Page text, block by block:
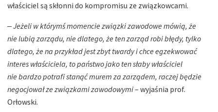
właściciel są skłonni do kompromisu ze związkowcami.
‒Jeżeli w którymś momencie związki zawodowe mówią, że
nie lubią zarządu, nie dlatego, że ten zarząd robi błędy, tylko
dlatego, że na przykład jest zbyt twardy i chce egzekwować
interes właściciela, to państwo jako ten słaby właściciel
nie bardzo potrafi stanąć murem za zarządem, raczej będzie
negocjował ze związkami zawodowymi– wyjaśnia prof.
Orłowski.